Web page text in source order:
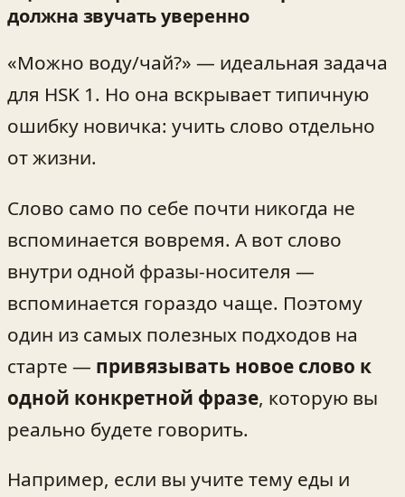
должна звучать уверенно
«Можно воду/чай?» — идеальная задача
для HSK 1. Но она вскрывает типичную
ошибку новичка: учить слово отдельно
от жизни.
Слово само по себе почти никогда не
вспоминается вовремя. А вот слово
внутри одной фразы-носителя —
вспоминается гораздо чаще. Поэтому
один из самых полезных подходов на
старте — привязывать новое слово к
одной конкретной фразе, которую вы
реально будете говорить.
Например, если вы учите тему еды и